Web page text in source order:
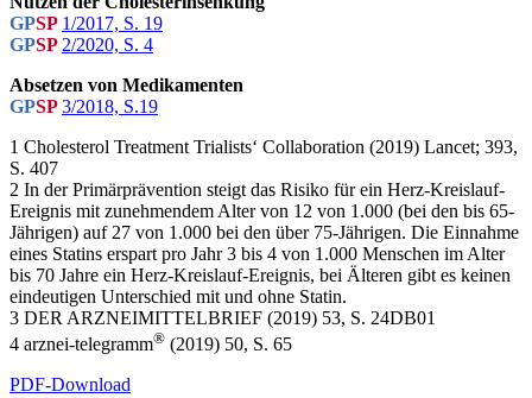
GPSP 1/2017, S. 19
GPSP 2/2020, S. 4
Absetzen von Medikamenten
GPSP3/2018, S.19
1 Cholesterol Treatment Trialists‘ Collaboration (2019) Lancet; 393,
S. 407
2 In der Primärprävention steigt das Risiko für ein Herz-Kreislauf-
Ereignis mit zunehmendem Alter von 12 von 1.000 (bei den bis 65-
Jährigen) auf 27 von 1.000 bei den über 75-Jährigen. Die Einnahme
eines Statins erspart pro Jahr 3 bis 4 von 1.000 Menschen im Alter
bis 70 Jahre ein Herz-Kreislauf-Ereignis, bei Älteren gibt es keinen
eindeutigen Unterschied mit und ohne Statin.
3 DER ARZNEIMITTELBRIEF (2019) 53, S. 24DB01
4 arznei-telegramm® (2019) 50, S. 65
PDF-Download